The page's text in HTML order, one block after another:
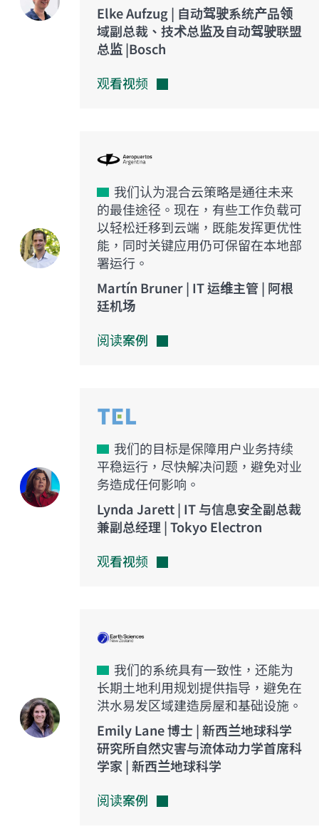
Elke Aufzug | 自动驾驶系统产品领
域副总裁、技术总监及自动驾驶联盟
总监 |Bosch
观看视频
我们认为混合云策略是通往未来
的最佳途径。现在，有些工作负载可
以轻松迁移到云端，既能发挥更优性
能，同时关键应用仍可保留在本地部
署运行。
Martín Bruner | IT 运维主管 | 阿根
廷机场
阅读案例
我们的目标是保障用户业务持续
平稳运行，尽快解决问题，避免对业
务造成任何影响。
Lynda Jarett | IT 与信息安全副总裁
兼副总经理 | Tokyo Electron
观看视频
我们的系统具有一致性，还能为
长期土地利用规划提供指导，避免在
洪水易发区域建造房屋和基础设施。
Emily Lane 博士 | 新西兰地球科学
研究所自然灾害与流体动力学首席科
学家 | 新西兰地球科学
阅读案例